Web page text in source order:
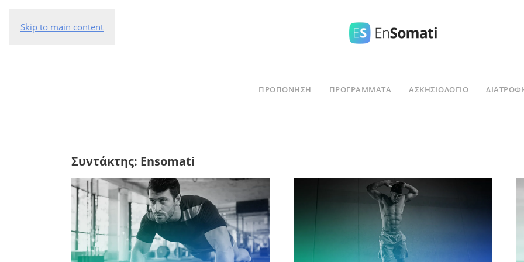
Skip to main content
ΠΡΟΠΟΝΗΣΗ ΠΡΟΓΡΑΜΜΑΤΑ ΑΣΚΗΣΙΟΛΌΓΙΟ
Συντάκτης: Ensomati